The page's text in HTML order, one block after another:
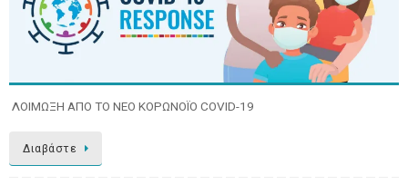
ΛΟΙΜΩΞΗ ΑΠΟ ΤΟ ΝΕΟ ΚΟΡΩΝΟΪΟ COVID-19
Διαβάστε